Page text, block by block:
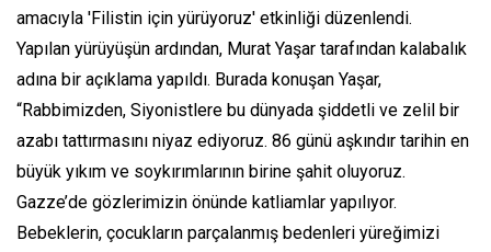
amacıyla 'Filistin için yürüyoruz' etkinliği düzenlendi.
Yapılan yürüyüşün ardından, Murat Yaşar tarafından kalabalık
adına bir açıklama yapıldı. Burada konuşan Yaşar,
“Rabbimizden, Siyonistlere bu dünyada şiddetli ve zelil bir
azabı tattırmasını niyaz ediyoruz. 86 günü aşkındır tarihin en
büyük yıkım ve soykırımlarının birine şahit oluyoruz.
Gazze’de gözlerimizin önünde katliamlar yapılıyor.
Bebeklerin, çocukların parçalanmış bedenleri yüreğimizi